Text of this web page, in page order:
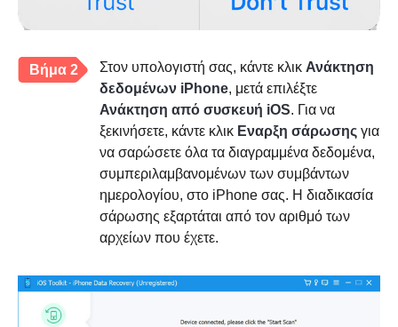
Βήμα 2 Στον υπολογιστή σας, κάντε κλικ Ανάκτηση
δεδομένων iPhone, μετά επιλέξτε
Ανάκτηση από συσκευή iOS. Για να
ξεκινήσετε, κάντε κλικ Εναρξη σάρωσης για
να σαρώσετε όλα τα διαγραμμένα δεδομένα,
συμπεριλαμβανομένων των συμβάντων
ημερολογίου, στο iPhone σας. Η διαδικασία
σάρωσης εξαρτάται από τον αριθμό των
αρχείων που έχετε.